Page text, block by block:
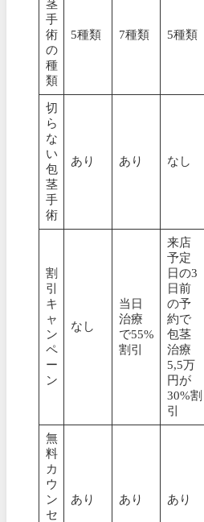
茎
手
術
の
種
類
5種類 7種類 5種類
切
ら
な
い
包
茎
手
術
あり あり なし
割
引
キ
ャ
ン
ペ
ー
ン
なし
当日
治療
で55%
割引
来店
予定
日の3
日前
の予
約で
包茎
治療
5,5万
円が
30%割
引
無
料
カ
ウ
ン
セ
あり あり あり